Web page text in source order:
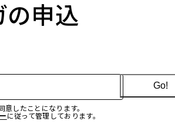
の申込
したことになります。
に従って管理しております。
Go!